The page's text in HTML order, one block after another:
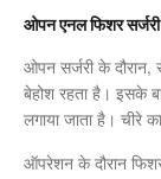
ओपन एनल फिशर सर्जरी
ओपन सर्जरी के दौरान,
बेहोश रहता है। इसके
लगाया जाता है। चीरे
ऑपरेशन के दौरान